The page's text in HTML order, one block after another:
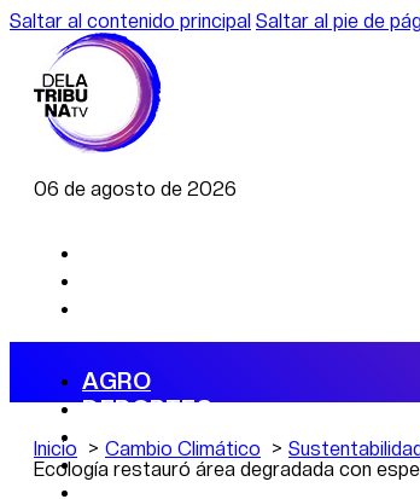
Saltar al contenido principal Saltar al pie de
06 de agosto de 2026
AGRO
DEPORTES
ECONOMÍA
POLÍTICA
Inicio Cambio Climático
Ecología restauró área degradada con